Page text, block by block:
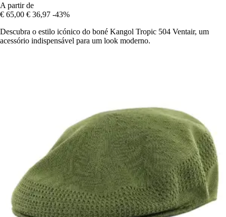
A partir de
€ 65,00 € 36,97 -43%
Descubra o estilo icónico do boné Kangol Tropic 504 Ventair, um
acessório indispensável para um look moderno.